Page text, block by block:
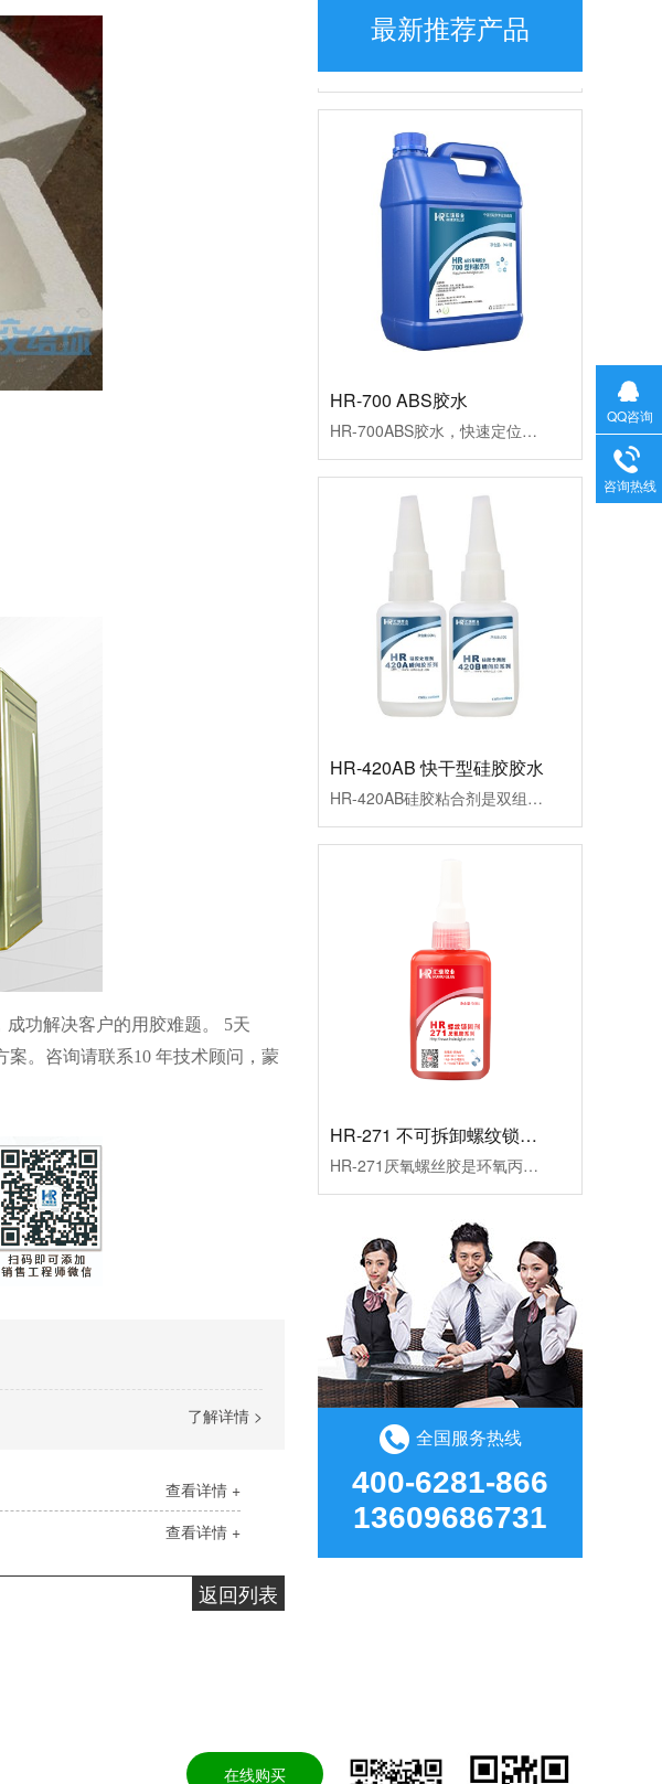
功解决客户的用胶难题。 5天
案。咨询请联系10 年技术顾问，蒙
了解详情 >
查看详情 +
查看详情 +
返回列表
最新推荐产品
HR-419硅胶处理剂是透明的硅胶表面处理剂，可改善硅胶表面活性，提高附着力，主要溶剂为甲笨，使用方便，可手工涂刷、机器喷涂，适用于硅胶喷漆、印刷、热转印、贴双面胶前处理，解决掉漆、印不上、背胶翘起脱落问题。应用行业：玩具行业、包装印刷、电子电器、硅胶制品等。产品应用：硅胶贴双面胶、硅胶脚垫背胶、硅胶贴不干胶纸、硅胶贴商标名牌、硅胶喷油、硅胶丝印、硅胶热转印、硅胶烤漆等应用
HR-420AB硅胶粘合剂是双组分硅胶专用胶水，处理剂配胶水使用粘硅胶达到破材级，具有快速固化、强力不发白、抗震特点，适用于硅胶粘硅胶、硅胶粘金属、塑料、木材等，已通过欧盟ROHS标准和REACH检测。应用行业：硅胶行业、电子电器、医疗行业、日用品、装饰品、塑料制品、包装行业等。产品应用：硅胶管和塑料套接、硅胶和塑料套接、硅胶套接、硅胶粘ABS、硅胶粘PC、硅胶粘PVC等
HR-271厌氧螺丝胶是环氧丙稀酸酯型厌氧胶，高强度，低粘度，耐高温锁固密封螺纹胶水，红色胶液，初固时间10-15分钟，适用于无需要拆卸的金属螺丝锁固。应用行业：五金配件、电子电器、设备器械等产品应用：适用于无需要拆卸的金属螺丝锁固
HR-419 硅胶处理剂
HR-419硅胶处理剂是透明的硅胶表面处理剂，可改善硅胶表面活性，提高附着力，主要溶剂为甲笨，使用方便，可手工涂刷、机器喷涂，适用于硅胶喷漆、印刷、热转印、贴双面胶前处理，解决掉漆、印不上、背胶翘起脱落问题。应用行业：玩具行业、包装印刷、电子电器、硅胶制品等。产品应用：硅胶贴双面胶、硅胶脚垫背胶、硅胶贴不干胶纸、硅胶贴商标名牌、硅胶喷油、硅胶丝印、硅胶热转印、硅胶烤漆等应用
全国服务热线
400-6281-866
13609686731
在线购买
QQ咨询
咨询热线